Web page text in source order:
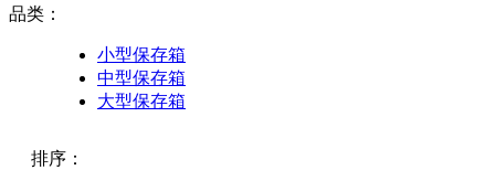
品类：
小型保存箱
中型保存箱
大型保存箱
排序：